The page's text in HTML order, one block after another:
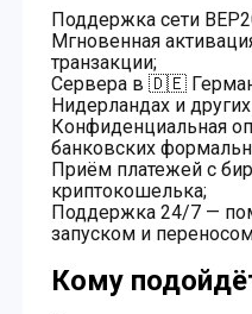
Поддержка сети
Мгновенная
транзакции;
Сервера в 🇩🇪
Нидерландах и
Конфиденциальная
банковских
Приём платежей с
криптокошелька;
Поддержка 24/7 —
запуском и
Кому